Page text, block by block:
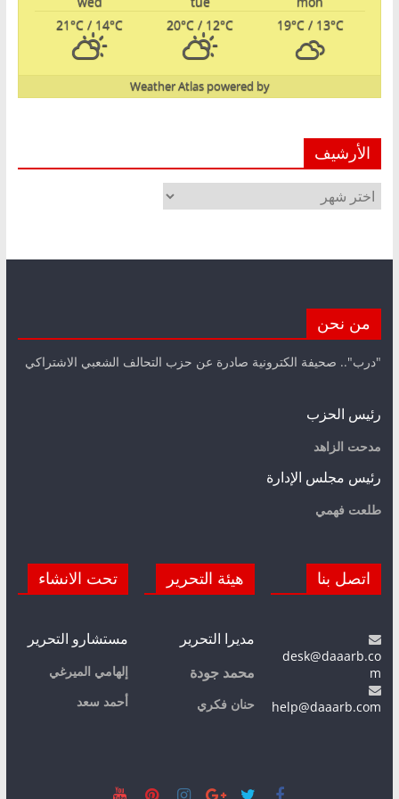
19°C/ 13°C
20°C / 12°C
21°C / 14°C
powered by
Weather Atlas
الأرشيف
الأرشيف
من نحن
"درب".. صحيفة الكترونية صادرة عن حزب التحالف الشعبي الاشتراكي
رئيس الحزب
مدحت الزاهد
رئيس مجلس الإدارة
طلعت فهمي
اتصل بنا
desk@daaarb.co
m
help@daaarb.com
هيئة التحرير
مديرا التحرير
محمد جودة
حنان فكري
تحت الانشاء
مستشارو التحرير
إلهامي الميرغي
أحمد سعد